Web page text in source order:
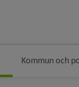
Kommun och